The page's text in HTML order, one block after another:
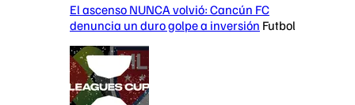
El ascenso NUNCA volvió: Cancún FC
denuncia un duro golpe a inversión Futbol